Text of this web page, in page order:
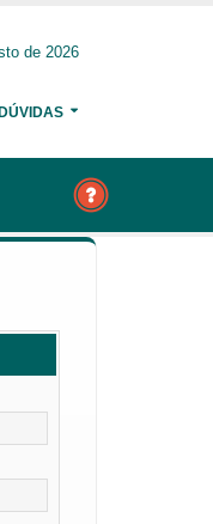
de 2026
DÚVIDAS